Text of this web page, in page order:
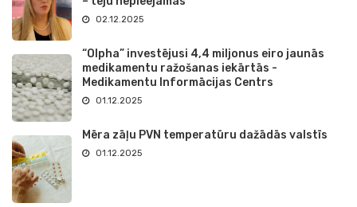
02.12.2025
“Olpha” investējusi 4,4 miljonus eiro jaunās
medikamentu ražošanas iekārtās -
Medikamentu Informācijas Centrs
01.12.2025
Mēra zāļu PVN temperatūru dažādās valstīs
01.12.2025